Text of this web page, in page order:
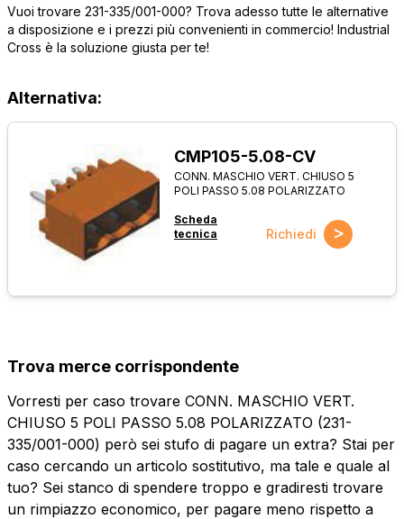
Vuoi trovare 231-335/001-000? Trova adesso tutte le alternative
a disposizione e i prezzi più convenienti in commercio! Industrial
Cross è la soluzione giusta per te!
Alternativa:
CMP105-5.08-CV
CONN. MASCHIO VERT. CHIUSO 5
POLI PASSO 5.08 POLARIZZATO
Scheda
tecnica
Richiedi >
Trova merce corrispondente
Vorresti per caso trovare CONN. MASCHIO VERT.
CHIUSO 5 POLI PASSO 5.08 POLARIZZATO (231-
335/001-000) però sei stufo di pagare un extra? Stai per
caso cercando un articolo sostitutivo, ma tale e quale al
tuo? Sei stanco di spendere troppo e gradiresti trovare
un rimpiazzo economico, per pagare meno rispetto a